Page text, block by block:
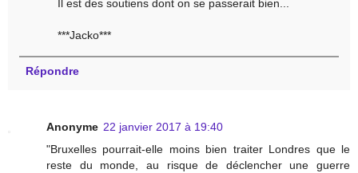
Il est des soutiens dont on se passerait bien...
***Jacko***
Répondre
Anonyme 22 janvier 2017 à 19:40
"Bruxelles pourrait-elle moins bien traiter Londres que le
reste du monde, au risque de déclencher une guerre